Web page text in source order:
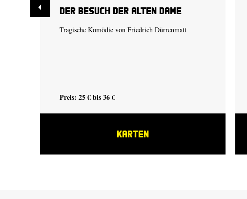
Der Besuch der alten Dame
Tragische Komödie von Friedrich Dürrenmatt
Preis: 25 € bis 36 €
KARTEN